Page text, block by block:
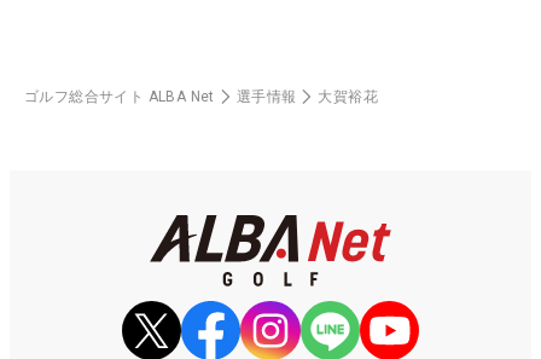
ゴルフ総合サイト ALBA Net 選手情報 大賀裕花